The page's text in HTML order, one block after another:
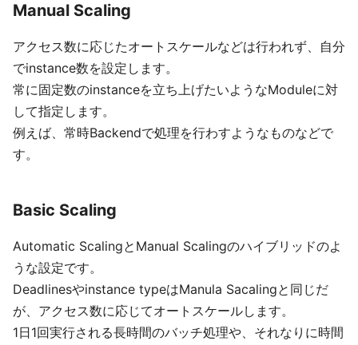
Manual Scaling
アクセス数に応じたオートスケールなどは行われず、自分
でinstance数を設定します。
常に固定数のinstanceを立ち上げたいようなModuleに対
して指定します。
例えば、常時Backendで処理を行わすようなものなどで
す。
Basic Scaling
Automatic ScalingとManual Scalingのハイブリッドのよ
うな設定です。
Deadlinesやinstance typeはManula Sacalingと同じだ
が、アクセス数に応じてオートスケールします。
1日1回実行される長時間のバッチ処理や、それなりに時間